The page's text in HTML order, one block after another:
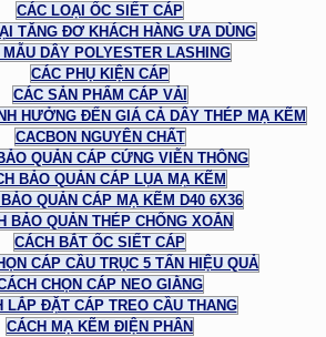
CÁC LOẠI ỐC SIẾT CÁP
TĂNG ĐƠ KHÁCH HÀNG ƯA DÙNG
MẪU DÂY POLYESTER LASHING
CÁC PHỤ KIỆN CÁP
CÁC SẢN PHẨM CÁP VẢI
HƯỞNG ĐẾN GIÁ CẢ DÂY THÉP MẠ KẼM
CACBON NGUYÊN CHẤT
QUẢN CÁP CỨNG VIỄN THÔNG
BẢO QUẢN CÁP LỤA MẠ KẼM
QUẢN CÁP MẠ KẼM D40 6X36
BẢO QUẢN THÉP CHỐNG XOẮN
CÁCH BẮT ỐC SIẾT CÁP
CÁP CẦU TRỤC 5 TẤN HIỆU QUẢ
CHỌN CÁP NEO GIẰNG
LẮP ĐẶT CÁP TREO CẦU THANG
CÁCH MẠ KẼM ĐIỆN PHÂN